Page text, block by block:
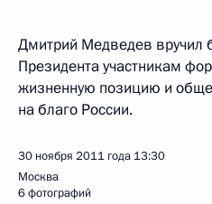
Дмитрий Медведев вручил
Президента участникам
жизненную позицию и
на благо России.
30 ноября 2011 года 13:30
Москва
6 фотографий